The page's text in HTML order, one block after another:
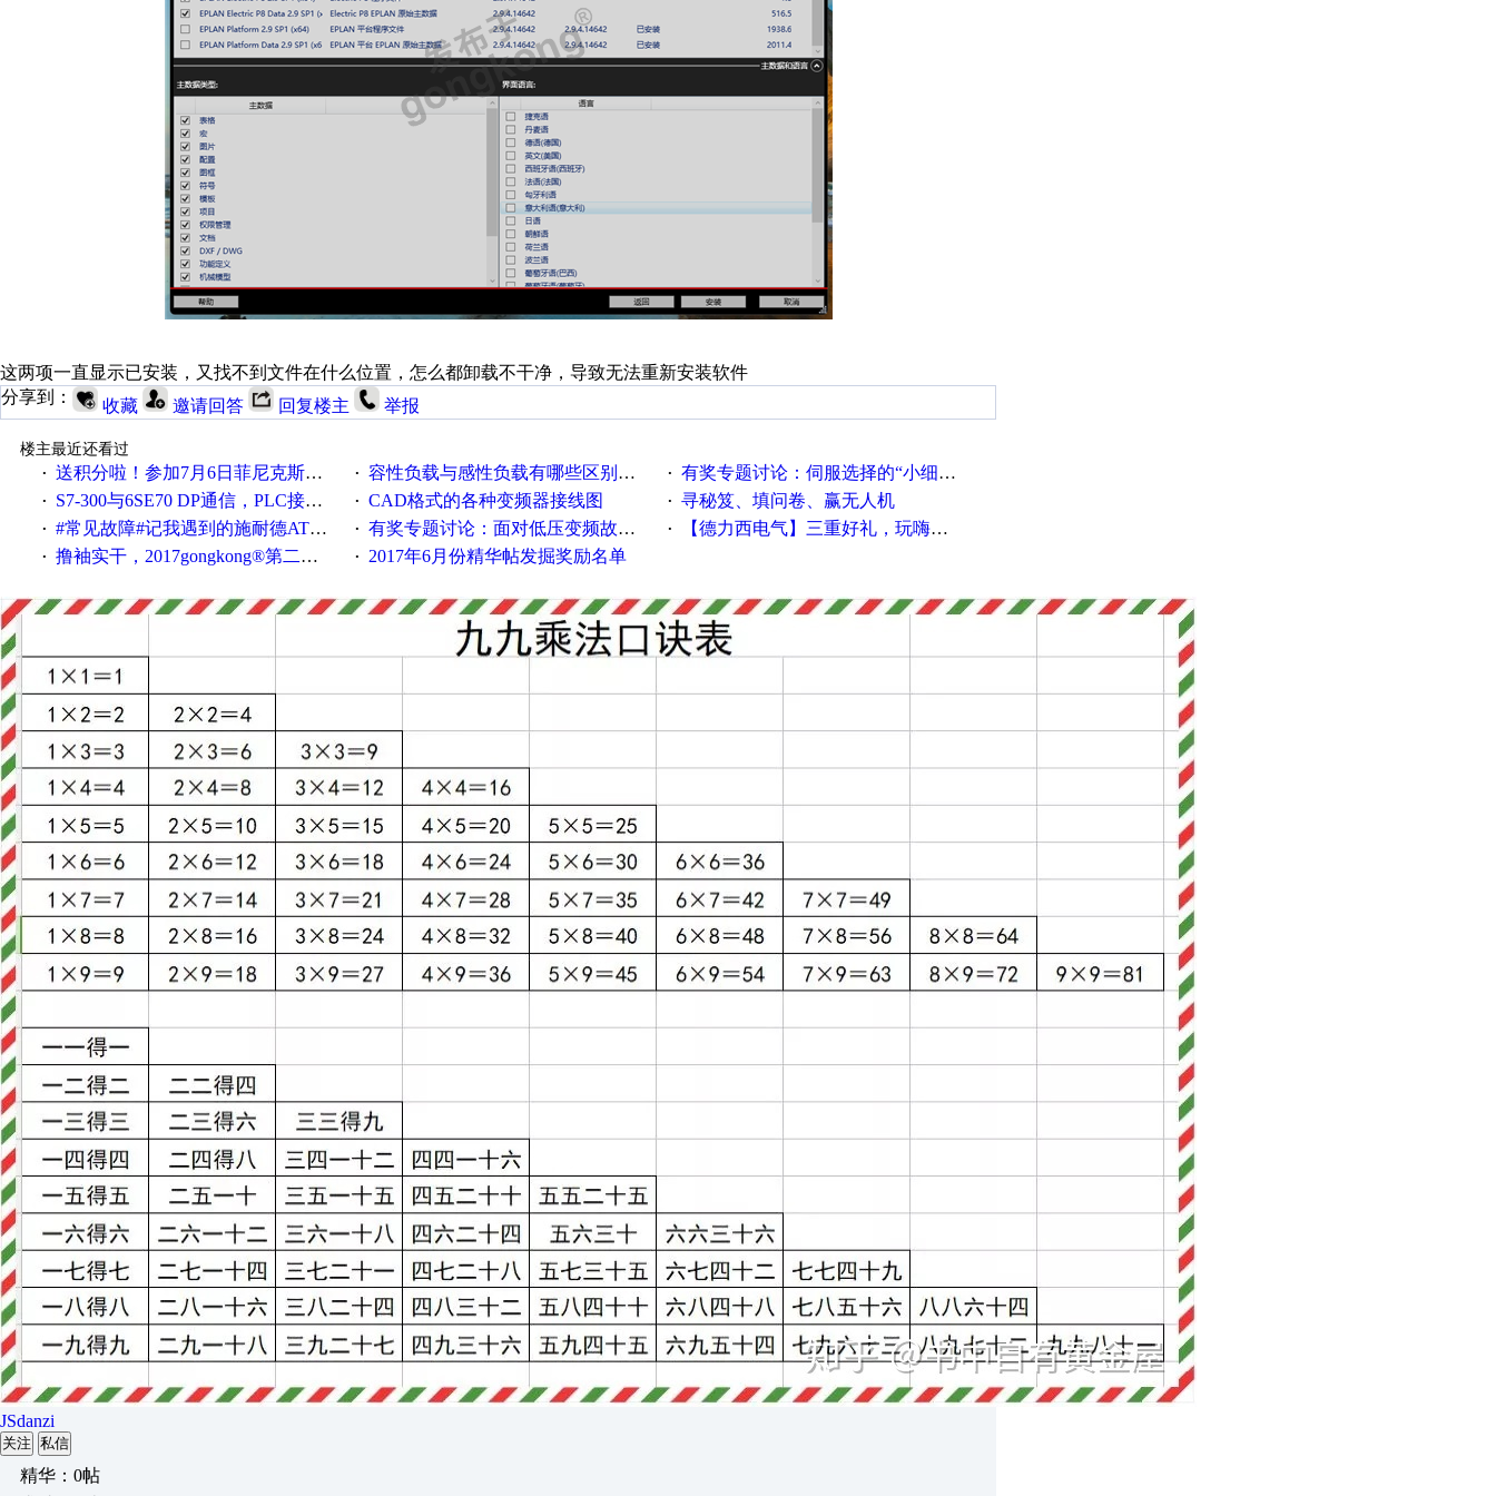
这两项一直显示已安装，又找不到文件在什么位置，怎么都卸载不干净，导致无法重新安装软件
分享到：
收藏 邀请回答 回复楼主 举报
楼主最近还看过
· 送积分啦！参加7月6日菲尼克斯在线研讨会即得 · 容性负载与感性负载有哪些区别？？？ · 有奖专题讨论：伺服选择的“小细节大学问”奖励公告
· S7-300与6SE70 DP通信，PLC接收到数据不稳定 · CAD格式的各种变频器接线图 · 寻秘笈、填问卷、赢无人机
· #常见故障#记我遇到的施耐德ATV12变频器故障 · 有奖专题讨论：面对低压变频故障，老手是这样解决的！ · 【德力西电气】三重好礼，玩嗨夏日！
· 撸袖实干，2017gongkong®第二届智造工程师节正式起航！ · 2017年6月份精华帖发掘奖励名单
JSdanzi
关注 私信
精华：0帖